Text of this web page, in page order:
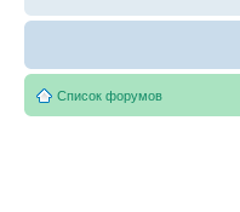
Список форумов